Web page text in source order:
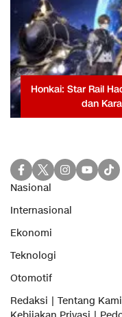
Honkai: Star Rail
dan
Nasional
Internasional
Ekonomi
Teknologi
Otomotif
Redaksi
Tentang Kami